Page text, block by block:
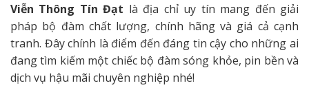
Viễn Thông Tín Đạt là địa chỉ uy tín mang đến giải
pháp bộ đàm chất lượng, chính hãng và giá cả cạnh
tranh. Đây chính là điểm đến đáng tin cậy cho những ai
đang tìm kiếm một chiếc bộ đàm sóng khỏe, pin bền và
dịch vụ hậu mãi chuyên nghiệp nhé!